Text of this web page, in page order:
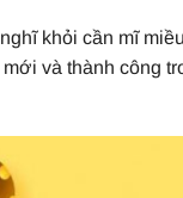
khỏi cần mĩ
và thành công